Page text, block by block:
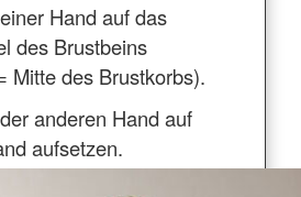
Hand auf das
des Brustbeins
Mitte des Brustkorbs).
anderen Hand auf
aufsetzen.